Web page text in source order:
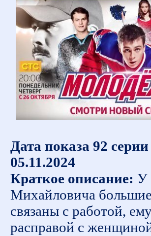
Дата показа 92
05.11.2024
Краткое описание: У
Михайловича
связаны с работой,
расправой с